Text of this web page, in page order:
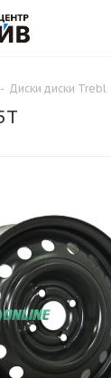
- Диски диски Trebl